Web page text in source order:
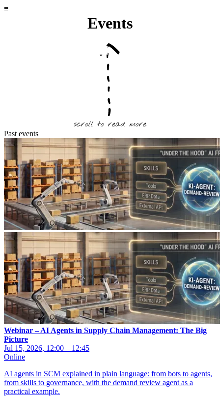
Events
scroll to read more
Past events
Webinar – AI Agents in Supply Chain Management: The Big
Picture
Jul 15, 2026, 12:00 – 12:45
Online
AI agents in SCM explained in plain language: from bots to agents,
from skills to governance, with the demand review agent as a
practical example.